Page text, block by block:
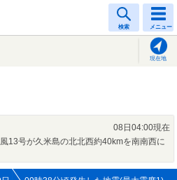
検索 メニュー
現在地
08日04:00現在
13号が久米島の北北西約40kmを南南西に